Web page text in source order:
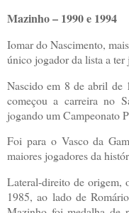
Mazinho – 1990 e 1994
Iomar do Nascimento,
único jogador da lista a
Nascido em 8 de abril de
começou a carreira no
jogando um Campeonato
Foi para o Vasco da
maiores jogadores da
Lateral-direito de origem,
1985, ao lado de